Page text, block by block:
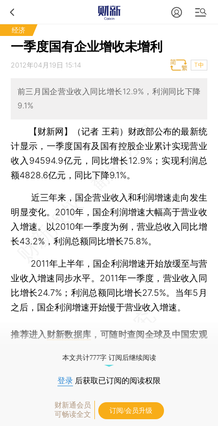
经济
一季度国有企业增收未增利
2012年04月19日 15:14 T中
前三月国企营业收入同比增长12.9%，利润同比下降
9.1%
【财新网】（记者 王莉） 财政部公布的最新统
计显示，一季度国有及国有控股企业累计实现营业
收入94594.9亿元，同比增长12.9%；实现利润总
额4828.6亿元，同比下降9.1%。
近三年来，国企营业收入和利润增速走向发生
明显变化。2010年，国企利润增速大幅高于营业收
入增速。以2010年一季度为例，营业总收入同比增
长43.2%，利润总额同比增长75.8%。
2011年上半年，国企利润增速开始放缓至与营
业收入增速同步水平。2011年一季度，营业收入同
比增长24.7%；利润总额同比增长27.5%。当年5月
之后，国企利润增速开始慢于营业收入增速。
推荐进入 财新数据库 ，可随时查阅全球及中国宏观
本文共计777字 订阅后继续阅读
登录 后获取已订阅的阅读权限
财新通会员
可畅读全文
订阅/会员升级